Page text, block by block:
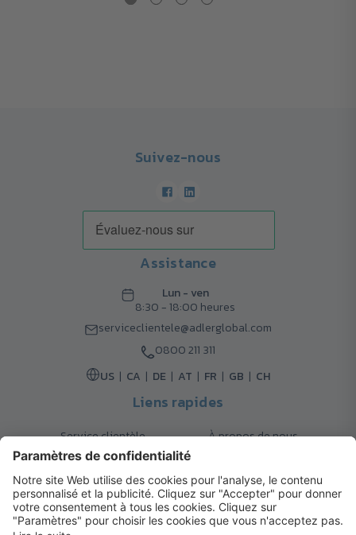
Suivez-nous
Assistance
Lun - ven
8:30 - 18:00 heures
serviceclientele@adlerglobal.com
0800 211 311
US
CA DE AT FR GB CH
Liens rapides
Service clientèle
À propos de nous
Retours
Contact
FAQ
Garanties
Mode de paiement
Magazine
Mentions légales